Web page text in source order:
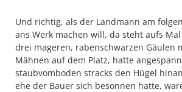
Und richtig, als der Landmann am
ans Werk machen will, da steht aufs
drei mageren, rabenschwarzen Gäulen
Mähnen auf dem Platz, hatte
staubvomboden stracks den Hügel
ehe der Bauer sich besonnen hatte,